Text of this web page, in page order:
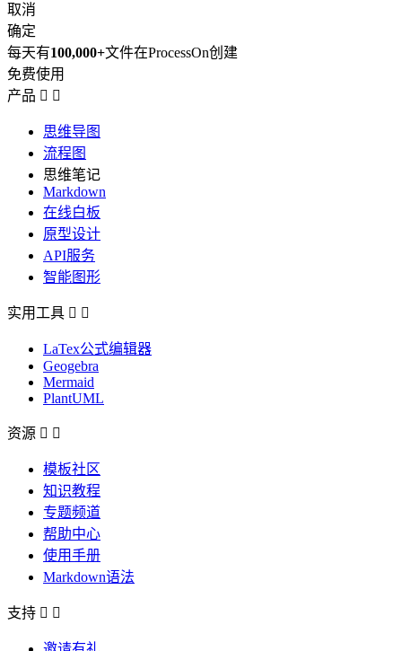
取消
确定
每天有100,000+文件在ProcessOn创建
免费使用
产品  
思维导图
流程图
思维笔记
Markdown
在线白板
原型设计
API服务
智能图形
实用工具  
LaTex公式编辑器
Geogebra
Mermaid
PlantUML
资源  
模板社区
知识教程
专题频道
帮助中心
使用手册
Markdown语法
支持  